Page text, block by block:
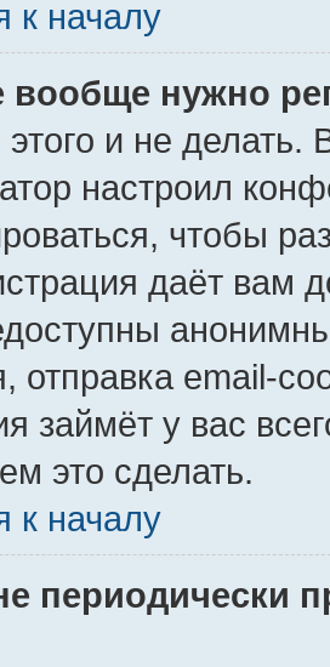
к началу
вообще нужно
и не делать.
настроил
чтобы
даёт вам
отправка email-
займёт у вас
это сделать.
к началу
периодически